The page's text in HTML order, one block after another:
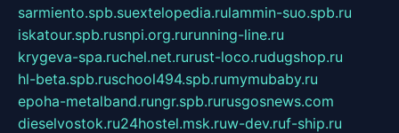
sarmiento.spb.suextelopedia.rulammin-suo.spb.ru
iskatour.spb.rusnpi.org.rurunning-line.ru
krygeva-spa.ruchel.net.rurust-loco.rudugshop.ru
hl-beta.spb.ruschool494.spb.rumymubaby.ru
epoha-metalband.rungr.spb.rurusgosnews.com
dieselvostok.ru24hostel.msk.ruw-dev.ruf-ship.ru